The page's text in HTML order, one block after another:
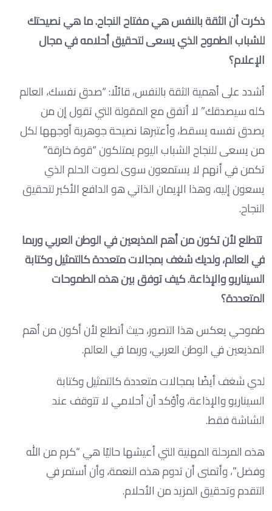
ذكرت أن الثقة بالنفس هي مفتاح النجاح. ما هي نصيحتك
للشباب الطموح الذي يسعى لتحقيق أحلامه في مجال
الإعلام؟
أشدد على أهمية الثقة بالنفس، قائلًا: “صدق نفسك، العالم
كله سيصدقك” لا أتفق مع المقولة التي تقول إن من
يصدق نفسه يسقط، وأعتبرها نصيحة جوهرية أوجهها لكل
من يسعى للنجاح الشباب اليوم يمتلكون “قوة خارقة”
تكمن في أنهم لا يستمعون سوى لصوت الحلم الذي
يسعون إليه، وهذا الإيمان الذاتي هو الدافع الأكبر لتحقيق
النجاح.
تتطلع لأن تكون من أهم المذيعين في الوطن العربي وربما
في العالم، ولديك شغف بمجالات متعددة كالتمثيل وكتابة
السيناريو والإذاعة. كيف توفق بين هذه الطموحات
المتعددة؟
طموحي يعكس هذا التصور، حيث أتطلع لأن أكون من أهم
المذيعين في الوطن العربي، وربما في العالم.
لدي شغف أيضًا بمجالات متعددة كالتمثيل وكتابة
السيناريو والإذاعة، وأؤكد أن أحلامي لا تتوقف عند
الشاشة فقط.
هذه المرحلة المهنية التي أعيشها حاليًا هي “كرم من الله
وفضل”، وأتمنى أن تدوم هذه النعمة، وأن أستمر في
التقدم وتحقيق المزيد من الأحلام.